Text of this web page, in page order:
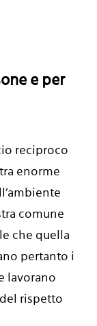
e per
reciproco
enorme
comune
che quella
pertanto i
lavorano
rispetto